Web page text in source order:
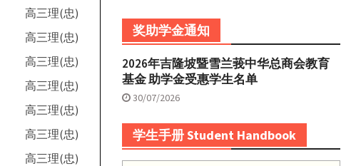
高三理(忠)
高三理(忠)
高三理(忠)
高三理(忠)
高三理(忠)
高三理(忠)
高三理(忠)
奖助学金通知
2026年吉隆坡暨雪兰莪中华总商会教育
基金 助学金受惠学生名单
30/07/2026
学生手册 Student Handbook